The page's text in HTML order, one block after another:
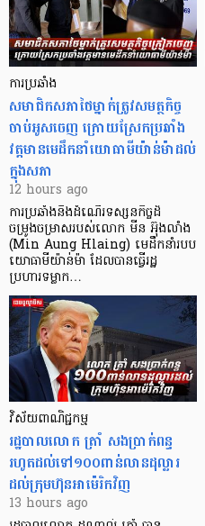
ការប្រឆាំង
សមាជិកសភាថៃម្នាក់ត្រូវសមត្ថកិច្ច
ចាប់អូសចេញ ក្រោយស្រែកប្រឆាំង
វត្តមានមេដឹកនាំយោធាមីយ៉ាន់ម៉ាដល់
ក្នុងសភា
12 hours ago
ការប្រឆាំងនឹងដំណើរទស្សនកិច្ចដ៏
ចម្រូងចម្រាសរបស់លោក មីន អ៊ុងលាំង
(Min Aung Hlaing) មេដឹកនាំរបប
យោធាមីយ៉ាន់ម៉ា ដែលបានធ្វើរដ្ឋ
ប្រហារទម្លាក…
វិស័យ​ពាណិជ្ជកម្ម
រដ្ឋបាលលោក ត្រាំ សងប្រាក់ពន្ធ
រហូតដល់ទៅ១០០ពាន់លានដុល្លារ
ដល់ក្រុមហ៊ុនអាម៉េរិកវិញ
13 hours ago